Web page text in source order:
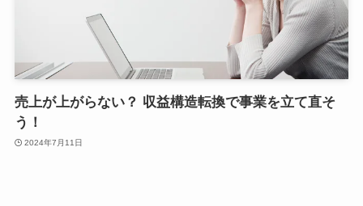
売上が上がらない？ 収益構造転換で事業を立て直そ
う！
2024年7月11日